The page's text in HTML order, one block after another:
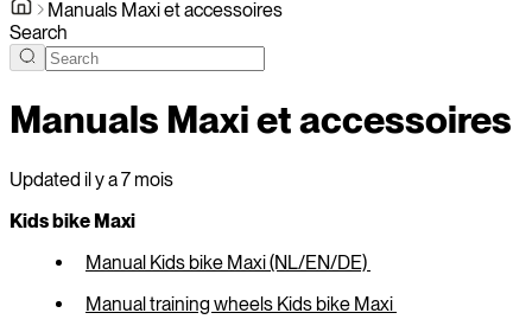
Manuals Maxi et accessoires
Search
Manuals Maxi et accessoires
Updated il y a 7 mois
Kids bike Maxi
Manual Kids bike Maxi (NL/EN/DE)
Manual training wheels Kids bike Maxi